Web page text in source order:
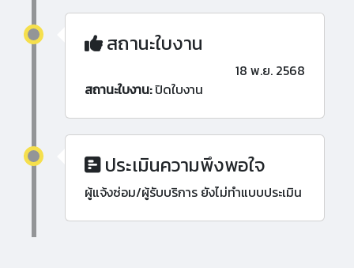
สถานะใบงาน
18 พ.ย. 2568
สถานะใบงาน:ปิดใบงาน
ประเมินความพึงพอใจ
ผู้แจ้งซ่อม/ผู้รับบริการ ยังไม่ทำแบบประเมิน